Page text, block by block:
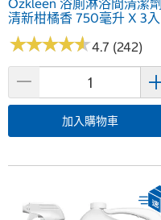
Ozkleen 浴廁淋浴間清潔劑
清新柑橘香 750毫升 X 3入
★★★★★
★★★★★4.7 (242)
加入購物車